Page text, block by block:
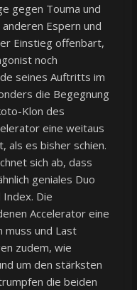
gegen Touma und
Espern und
Einstieg offenbart,
noch
seines Auftritts im
die Begegnung
Klon des
eine weitaus
als es bisher schien.
sich ab, dass
geniales Duo
Die
Accelerator eine
muss und Last
zudem, wie
um den stärksten
die beiden